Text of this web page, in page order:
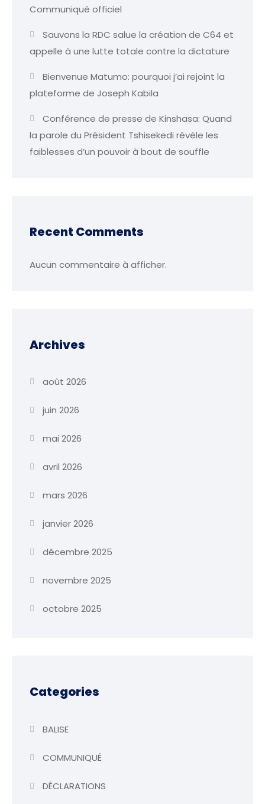
Communiqué officiel
Sauvons la RDC salue la création de C64 et
appelle à une lutte totale contre la dictature
Bienvenue Matumo: pourquoi j’ai rejoint la
plateforme de Joseph Kabila
Conférence de presse de Kinshasa: Quand
la parole du Président Tshisekedi révèle les
faiblesses d’un pouvoir à bout de souffle
Recent Comments
Aucun commentaire à afficher.
Archives
août 2026
juin 2026
mai 2026
avril 2026
mars 2026
janvier 2026
décembre 2025
novembre 2025
octobre 2025
Categories
BALISE
COMMUNIQUÉ
DÉCLARATIONS